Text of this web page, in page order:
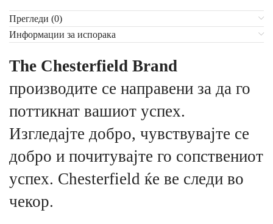
Прегледи (0)
Информации за испорака
The Chesterfield Brand
производите се направени за да го
поттикнат вашиот успех.
Изгледајте добро, чувствувајте се
добро и почитувајте го сопствениот
успех. Chesterfield ќе ве следи во
чекор.